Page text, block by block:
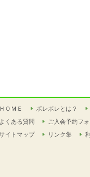
ＨＯＭＥ ポレポレとは？
よくある質問
ご入会予約フ
イトマップ
リンク集